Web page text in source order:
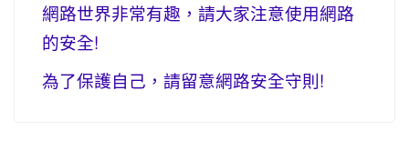
網路世界非常有趣，請大家注意使用網路
的安全!
為了保護自己，請留意網路安全守則!